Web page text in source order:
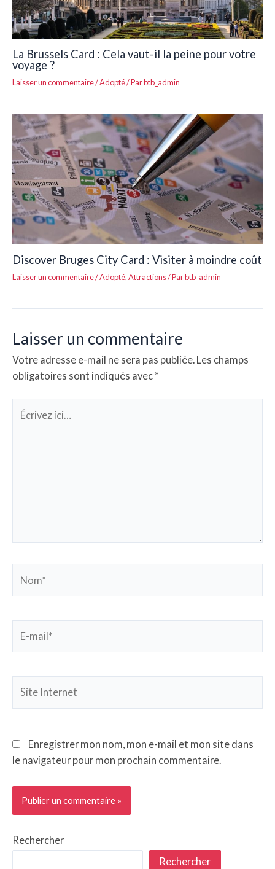
La Brussels Card : Cela vaut-il la peine pour votre
voyage ?
Laisser un commentaire/Adopté/ Parbtb_admin
Discover Bruges City Card : Visiter à moindre coût
Laisser un commentaire/Adopté,Attractions/ Parbtb_admin
Laisser un commentaire
Votre adresse e-mail ne sera pas publiée. Les champs
obligatoires sont indiqués avec *
ici…
mail*
Internet
Enregistrer mon nom, mon e-mail et mon site dans
le navigateur pour mon prochain commentaire.
Rechercher
Rechercher